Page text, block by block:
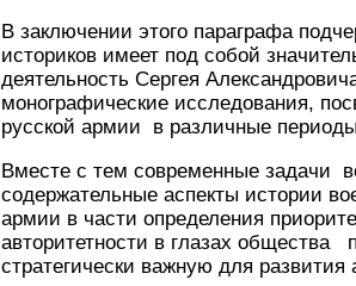
В заключении этого параграфа
историков имеет под собой
деятельность Сергея
монографические исследования,
русской армии в различные
Вместе с тем современные задачи
содержательные аспекты истории
армии в части определения
авторитетности в глазах общества
стратегически важную для